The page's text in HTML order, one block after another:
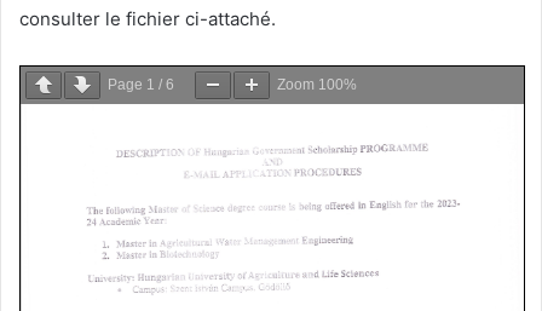
consulter le fichier ci-attaché.
Page 1 / 6 Zoom 100%